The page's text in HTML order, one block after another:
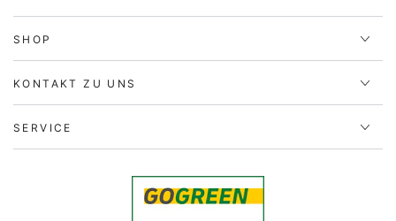
SHOP
KONTAKT ZU UNS
SERVICE